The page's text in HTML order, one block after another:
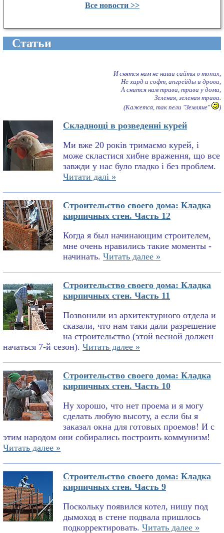
Все новости >>
Cтатьи
И снятся нам не наши сайты в топах,
Не хард и софт, апгрейды и дрова,
А снится нам трава, трава у дома,
Зеленая, зеленая трава.
(Кажется, так пели "Земляне"
)
Складнощі в розведенні курей
Ми вже 20 років тримаємо курей, і
може скластися хибне враження, що все
завжди у нас було гладко і без проблем.
Читати далі »
Строительство своего дома: Кладка
кирпичных стен. Часть 12
Когда я был начинающим строителем,
мне очень нравились такие моменты -
начинать. Читать далее »
Строительство своего дома: Кладка
кирпичных стен. Часть 11
Позвонили из архитектурного отдела и
сказали, что нам таки дали разрешение
на строительство (этой весной должен
начаться 7-й сезон). Читать далее »
Строительство своего дома: Кладка
кирпичных стен. Часть 10
Ну хорошо, что нет проема и я могу
сделать любую высоту, а если бы я
заказал окна для готовых проемов! И с
этим народом они собирались построить коммунизм!
Читать далее »
Строительство своего дома: Кладка
кирпичных стен. Часть 9
Поскольку появился котел, нишу под
дымоход в стене подвала пришлось
подкорректировать. Читать далее »